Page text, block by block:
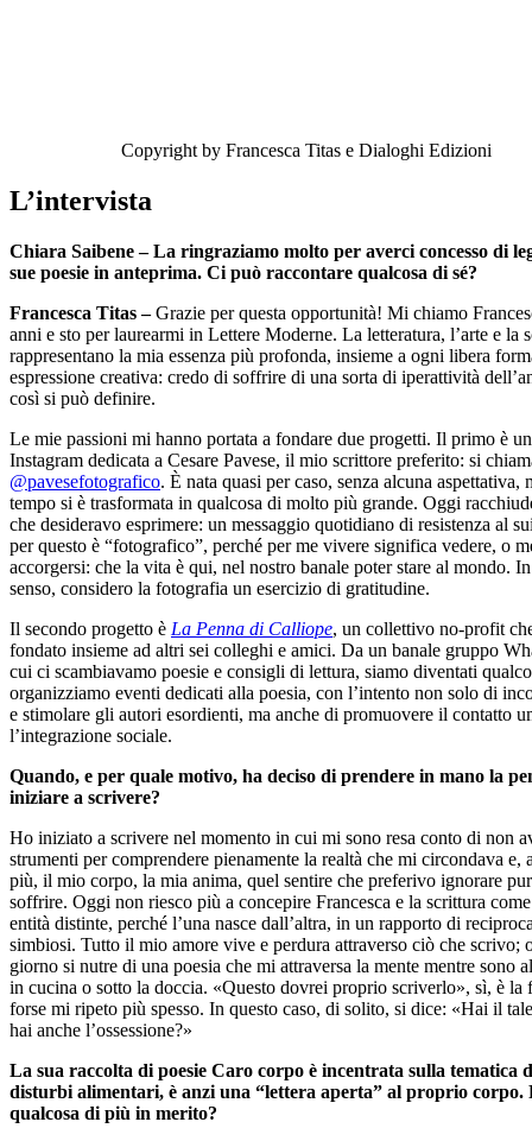
Copyright by Francesca Titas e Dialoghi Edizioni
L’intervista
Chiara Saibene – La ringraziamo molto per averci concesso di
sue poesie in anteprima. Ci può raccontare qualcosa di sé?
Francesca Titas –Grazie per questa opportunità! Mi chiamo
anni e sto per laurearmi in Lettere Moderne. La letteratura, l’arte e la
rappresentano la mia essenza più profonda, insieme a ogni libera
espressione creativa: credo di soffrire di una sorta di iperattività
così si può definire.
Le mie passioni mi hanno portata a fondare due progetti. Il primo è
Instagram dedicata a Cesare Pavese, il mio scrittore preferito: si
@pavesefotografico. È nata quasi per caso, senza alcuna aspettativa,
tempo si è trasformata in qualcosa di molto più grande. Oggi
che desideravo esprimere: un messaggio quotidiano di resistenza al
per questo è “fotografico”, perché per me vivere significa vedere, o
accorgersi: che la vita è qui, nel nostro banale poter stare al mondo.
senso, considero la fotografia un esercizio di gratitudine.
Il secondo progetto è La Penna di Calliope, un collettivo no-profit
fondato insieme ad altri sei colleghi e amici. Da un banale gruppo
cui ci scambiavamo poesie e consigli di lettura, siamo diventati
organizziamo eventi dedicati alla poesia, con l’intento non solo di
e stimolare gli autori esordienti, ma anche di promuovere il contatto
l’integrazione sociale.
Quando, e per quale motivo, ha deciso di prendere in mano la
iniziare a scrivere?
Ho iniziato a scrivere nel momento in cui mi sono resa conto di non
strumenti per comprendere pienamente la realtà che mi circondava e,
più, il mio corpo, la mia anima, quel sentire che preferivo ignorare
soffrire. Oggi non riesco più a concepire Francesca e la scrittura
entità distinte, perché l’una nasce dall’altra, in un rapporto di
simbiosi. Tutto il mio amore vive e perdura attraverso ciò che scrivo;
giorno si nutre di una poesia che mi attraversa la mente mentre sono
in cucina o sotto la doccia. «Questo dovrei proprio scriverlo», sì, è la
forse mi ripeto più spesso. In questo caso, di solito, si dice: «Hai il
hai anche l’ossessione?»
La sua raccolta di poesie Caro corpo è incentrata sulla tematica
disturbi alimentari, è anzi una “lettera aperta” al proprio corpo.
qualcosa di più in merito?